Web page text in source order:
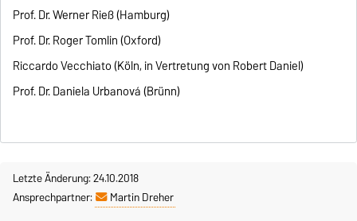
Prof. Dr. Werner Rieß (Hamburg)
Prof. Dr. Roger Tomlin (Oxford)
Riccardo Vecchiato (Köln, in Vertretung von Robert Daniel)
Prof. Dr. Daniela Urbanová (Brünn)
Letzte Änderung: 24.10.2018
Ansprechpartner:
Martin Dreher